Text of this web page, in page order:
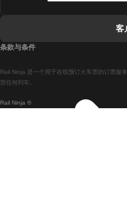
馬德里開
Rail Ninja ®
Rail Ninja 是一个用于在线预订火车票的订票服
营任何列车。
客
条款与条件